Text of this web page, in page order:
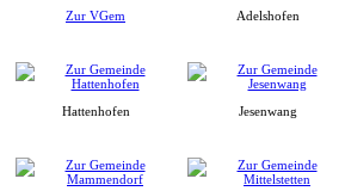
Zur VGem Adelshofen
Hattenhofen Jesenwang